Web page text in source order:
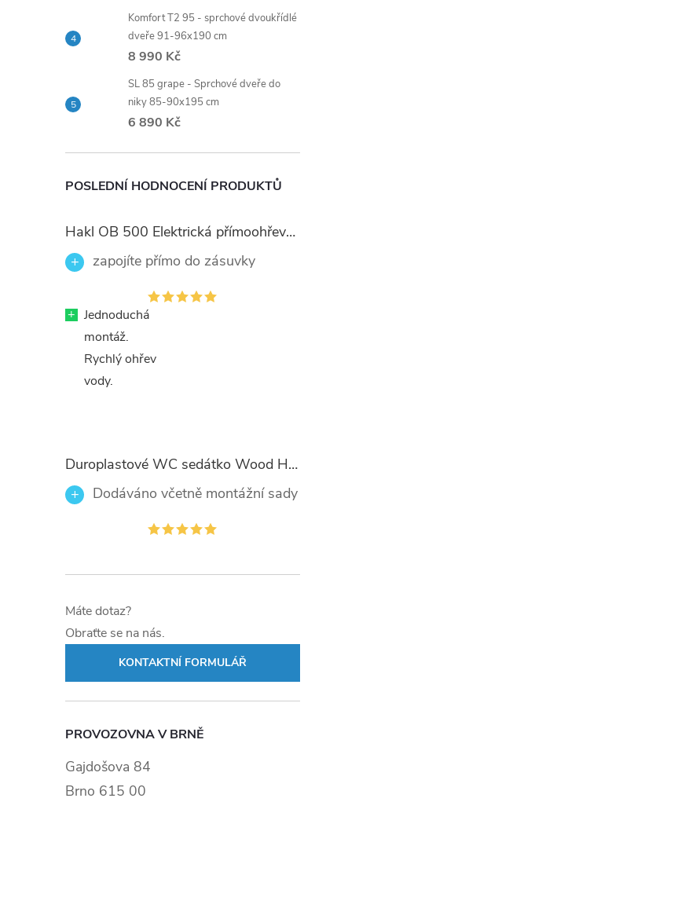
Komfort T2 95 - sprchové dvoukřídlé
dveře 91-96x190 cm
8 990 Kč
SL 85 grape - Sprchové dveře do
niky 85-90x195 cm
6 890 Kč
POSLEDNÍ HODNOCENÍ PRODUKTŮ
Hakl OB 500 Elektrická přímoohřevná vodovodní baterie, černé flexi ramínko
zapojíte přímo do zásuvky
+ Jednoduchá
montáž.
Rychlý ohřev
vody.
Duroplastové WC sedátko Wood Heart 82377 se zpomalovacím mechanismem SOFT-CLOSE
Dodáváno včetně montážní sady
Máte dotaz?
Obraťte se na nás.
KONTAKTNÍ FORMULÁŘ
PROVOZOVNA V BRNĚ
Gajdošova 84
Brno 615 00